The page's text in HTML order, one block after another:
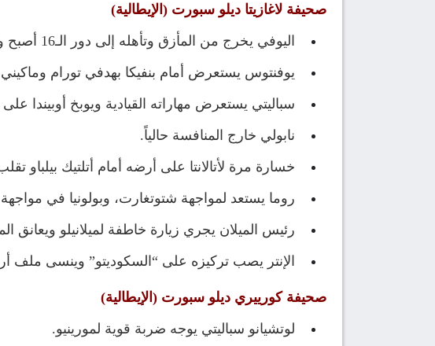
صحيفة لاغازيتا ديلو سبورت (الإيطالية)
اليوفي يخرج من المأزق وتأهله إلى دور الـ16 أصبح واقعاً.
يوفنتوس يستعرض أمام بنفيكا بهدفي تورام وماكيني،
سباليتي يستعرض مهاراته القيادية ويوبخ أوبيندا على
نابولي خارج المنافسة حالياً.
خسارة مرة لأتالانتا على أرضه أمام أتلتيك بيلباو
روما يستعد لمواجهة شتوتغارت، وبولونيا في
رئيس الميلان يجري زيارة خاطفة لميلانيلو ويعانق
الإنتر يصب تركيزه على “السكوديتو” وينسى ملف
صحيفة كورييري ديلو سبورت (الإيطالية)
لوتشيانو سباليتي يوجه ضربة قوية لمورينيو.